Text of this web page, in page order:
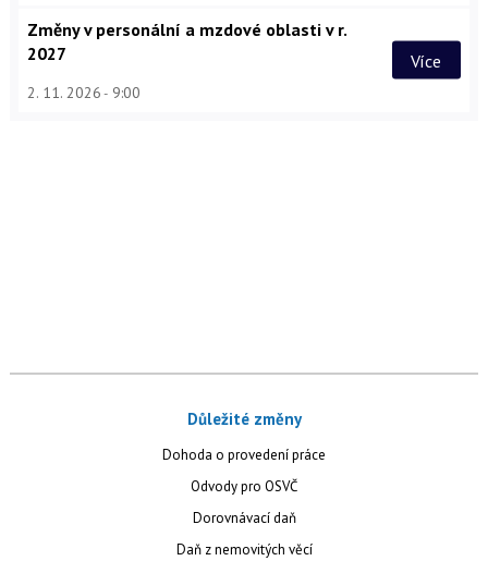
Změny v personální a mzdové oblasti v r.
2027
2. 11. 2026 9:00
Více
Důležité změny
Dohoda o provedení práce
Odvody pro OSVČ
Dorovnávací daň
Daň z nemovitých věcí